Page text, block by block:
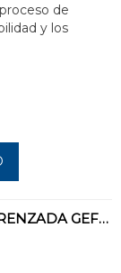
de
y los
CONEXIÓN FLEXIBLE TRENZADA GEFLEX DN8 M 1/2" - H 1/2" 10cm